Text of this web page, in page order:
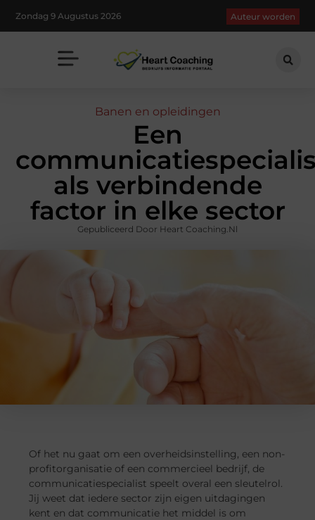
Zondag 9 Augustus 2026 Auteur worden
Banen en opleidingen
Een
als verbindende
factor in elke sector
Gepubliceerd Door Heart Coaching.nl
Of het nu gaat om een overheidsinstelling, een non-
profitorganisatie of een commercieel bedrijf, de
communicatiespecialist speelt overal een sleutelrol.
Jij weet dat iedere sector zijn eigen uitdagingen
kent en dat communicatie het middel is om